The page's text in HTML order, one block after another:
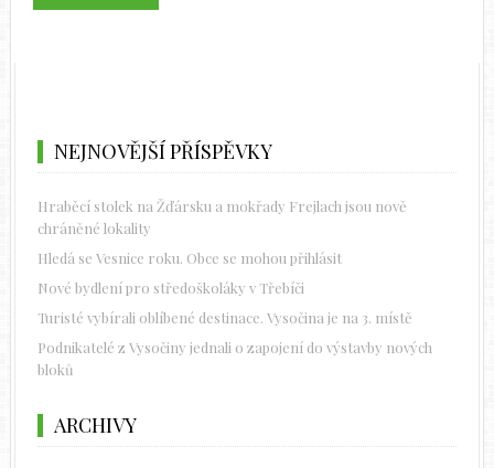
NEJNOVĚJŠÍ PŘÍSPĚVKY
Hraběcí stolek na Žďársku a mokřady Frejlach jsou nově
chráněné lokality
Hledá se Vesnice roku. Obce se mohou přihlásit
Nové bydlení pro středoškoláky v Třebíči
Turisté vybírali oblíbené destinace. Vysočina je na 3. místě
Podnikatelé z Vysočiny jednali o zapojení do výstavby nových
bloků
ARCHIVY